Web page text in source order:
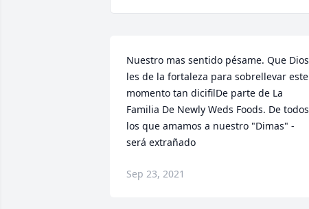
Nuestro mas sentido pésame. Que Dios
les de la fortaleza para sobrellevar este
momento tan dicifilDe parte de La
Familia De Newly Weds Foods. De todos
los que amamos a nuestro "Dimas" -
será extrañado
Sep 23, 2021